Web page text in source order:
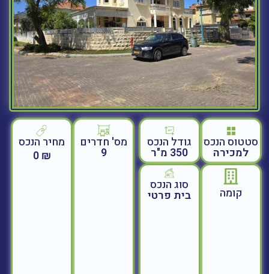
סטטוס הנכס
למכירה
גודל הנכס
350 מ"ר
קומה
סוג הנכס
בית פרטי
מס' חדרים
9
מחיר הנכס
₪ 0